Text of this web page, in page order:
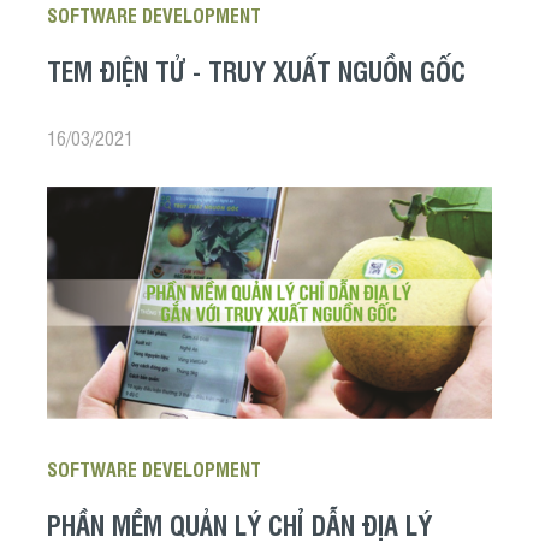
SOFTWARE DEVELOPMENT
TEM ĐIỆN TỬ - TRUY XUẤT NGUỒN GỐC
16/03/2021
SOFTWARE DEVELOPMENT
PHẦN MỀM QUẢN LÝ CHỈ DẪN ĐỊA LÝ